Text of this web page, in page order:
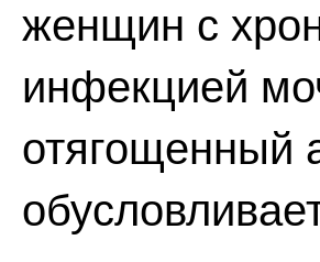
женщин с
инфекцией
отягощенный